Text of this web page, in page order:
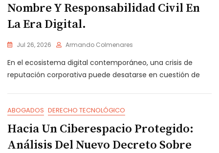
Nombre Y Responsabilidad Civil En
La Era Digital.
Jul 26, 2026 Armando Colmenares
En el ecosistema digital contemporáneo, una crisis de
reputación corporativa puede desatarse en cuestión de
ABOGADOS DERECHO TECNOLÓGICO
Hacia Un Ciberespacio Protegido:
Análisis Del Nuevo Decreto Sobre